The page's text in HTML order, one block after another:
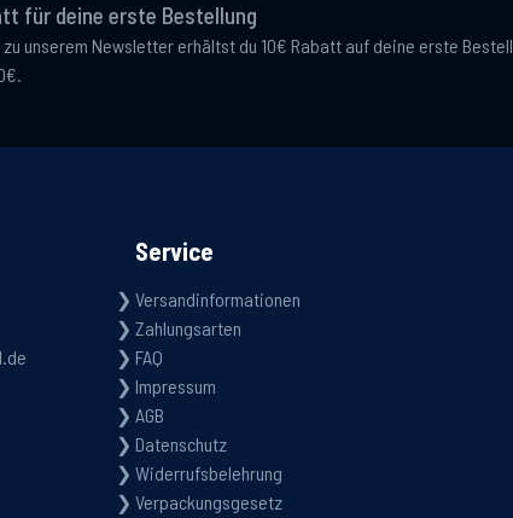
für deine erste Bestellung
zu unserem Newsletter erhältst du 10€ Rabatt auf deine erste
Service
Versandinformationen
Zahlungsarten
FAQ
Impressum
AGB
Datenschutz
Widerrufsbelehrung
Verpackungsgesetz